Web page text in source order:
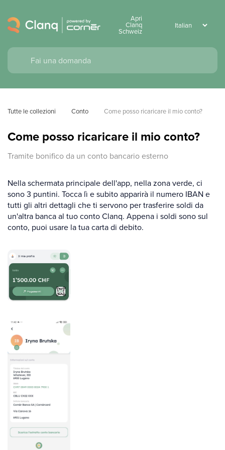
Apri
Clanq
Schweiz
Tutte le collezioni Conto Come posso ricaricare il mio conto?
Come posso ricaricare il mio conto?
Tramite bonifico da un conto bancario esterno
Nella schermata principale dell'app, nella zona verde, ci
sono 3 puntini. Tocca lì e subito apparirà il numero IBAN e
tutti gli altri dettagli che ti servono per trasferire soldi da
un'altra banca al tuo conto Clanq. Appena i soldi sono sul
conto, puoi usare la tua carta di debito.